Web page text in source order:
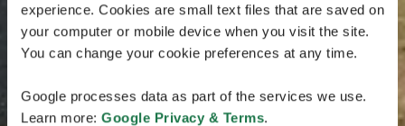
experience. Cookies are small text files that are saved on
your computer or mobile device when you visit the site.
You can change your cookie preferences at any time.
Google processes data as part of the services we use.
Learn more: Google Privacy & Terms.